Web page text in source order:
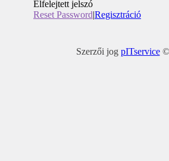
Elfelejtett jelszó
Reset Password|Regisztráció
Szerzői jog pITservice©